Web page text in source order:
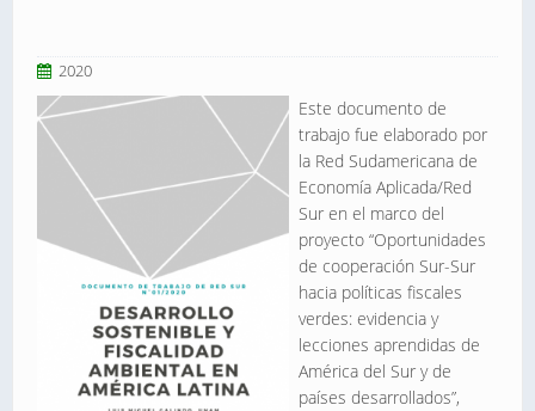
2020
Este documento de
trabajo fue elaborado por
la Red Sudamericana de
Economía Aplicada/Red
Sur en el marco del
proyecto “Oportunidades
de cooperación Sur-Sur
hacia políticas fiscales
verdes: evidencia y
lecciones aprendidas de
América del Sur y de
países desarrollados”,